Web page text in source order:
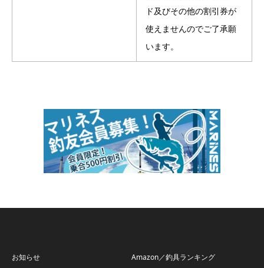
ド及びその他の割引券が
使えませんのでご了承願
います。
お知らせ
Amazon／釣具ランキング